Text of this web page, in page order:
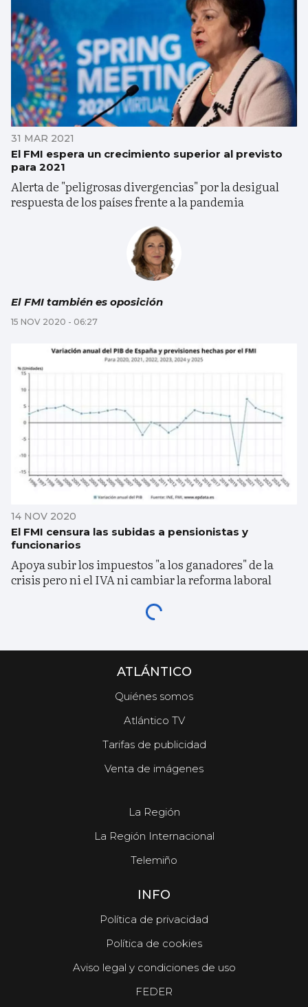
31 MAR 2021
El FMI espera un crecimiento superior al previsto
para 2021
Alerta de "peligrosas divergencias" por la desigual
respuesta de los países frente a la pandemia
El FMI también es oposición
15 NOV 2020 - 06:27
14 NOV 2020
El FMI censura las subidas a pensionistas y
funcionarios
Apoya subir los impuestos "a los ganadores" de la
crisis pero ni el IVA ni cambiar la reforma laboral
ATLÁNTICO
Quiénes somos
Atlántico TV
Tarifas de publicidad
Venta de imágenes
La Región
La Región Internacional
Telemiño
INFO
Política de privacidad
Política de cookies
Aviso legal y condiciones de uso
FEDER